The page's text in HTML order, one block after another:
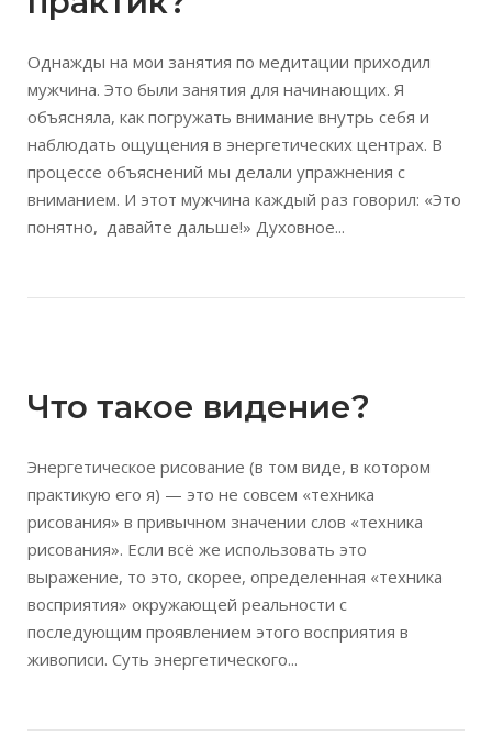
Однажды на мои занятия по медитации приходил
мужчина. Это были занятия для начинающих. Я
объясняла, как погружать внимание внутрь себя и
наблюдать ощущения в энергетических центрах. В
процессе объяснений мы делали упражнения с
вниманием. И этот мужчина каждый раз говорил: «Это
понятно, давайте дальше!» Духовное...
Что такое видение?
Энергетическое рисование (в том виде, в котором
практикую его я) — это не совсем «техника
рисования» в привычном значении слов «техника
рисования». Если всё же использовать это
выражение, то это, скорее, определенная «техника
восприятия» окружающей реальности с
последующим проявлением этого восприятия в
живописи. Суть энергетического...